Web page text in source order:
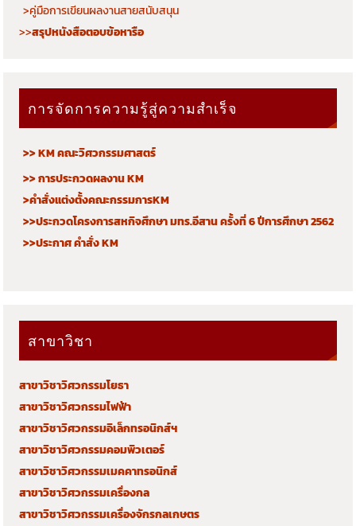
>คู่มือการเขียนผลงานสายสนับสนุน
>>สรุปหนังสือตอบข้อหารือ
การจัดการความรู้สู่ความสำเร็จ
>> KM คณะวิศวกรรมศาสตร์
>> การประกวดผลงาน KM
>คำสั่งแต่งตั้งคณะกรรมการKM
>>ประกวดโครงการสหกิจศึกษา มทร.อีสาน ครั้งที่ 6 ปีการศึกษา 2562
>>ประกาศ คำสั่ง KM
สาขาวิชา
สาขาวิชาวิศวกรรมโยธา
สาขาวิชาวิศวกรรมไฟฟ้า
สาขาวิชาวิศวกรรมอิเล็กทรอนิกส์ฯ
สาขาวิชาวิศวกรรมคอมพิวเตอร์
สาขาวิชาวิศวกรรมเมคคาทรอนิกส์
สาขาวิชาวิศวกรรมเครื่องกล
สาขาวิชาวิศวกรรมเครื่องจักรกลเกษตร